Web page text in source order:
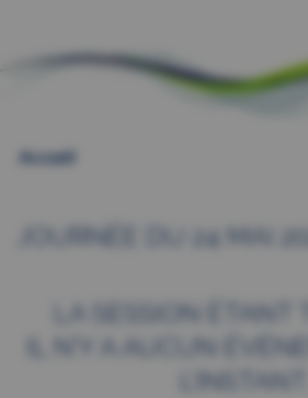
Accueil
JOURNÉE DU 24 MAI
LA SESSION ÉTANT
IL N’Y A AUCUN
L’INSTANT.